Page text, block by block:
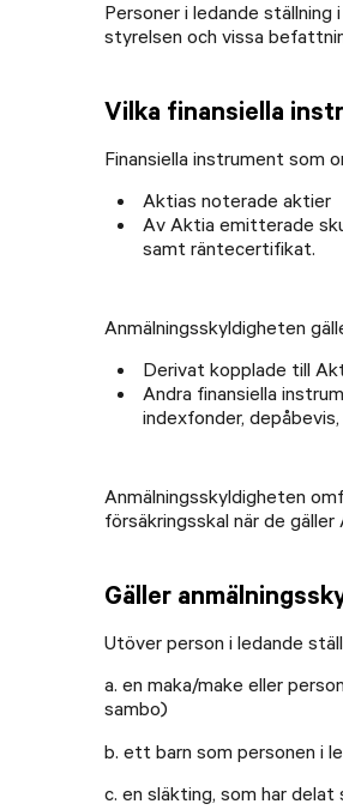
Personer i ledande
styrelsen och vissa
Vilka finansiella
Finansiella instrument som
Aktias noterade aktier
Av Aktia emitterade
samt räntecertifikat.
Anmälningsskyldigheten
Derivat kopplade till
Andra finansiella
indexfonder,
Anmälningsskyldigheten
försäkringsskal när de
Gäller
Utöver person i ledande
a. en maka/make eller
sambo)
b. ett barn som personen i
c. en släkting, som har